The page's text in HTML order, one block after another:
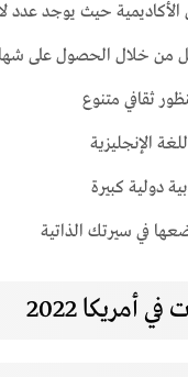
حيث يوجد عدد
من خلال الحصول على
ثقافي متنوع
الإنجليزية
دولية كبيرة
في سيرتك الذاتية
2022